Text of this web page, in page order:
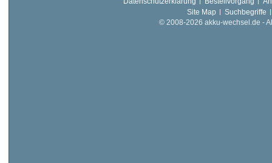
Site Map
Suchbegriffe
© 2008-2026 akku-wechsel.de -